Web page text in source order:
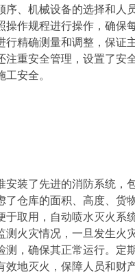
、机械设备的选择和人
作规程进行操作，确保
精确测量和调整，保证
重安全管理，设置了安
安全。
装了先进的消防系统，
仓库的面积、高度、货
取用，自动喷水灭火系
火灾情况，一旦发生火
，确保其正常运行。定
地灭火，保障人员和财产